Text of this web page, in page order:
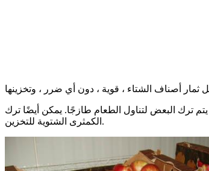
ترك البعض لتناول الطعام طازجًا. يمكن أيضًا ترك
الكمثرى الشتوية للتخزين.